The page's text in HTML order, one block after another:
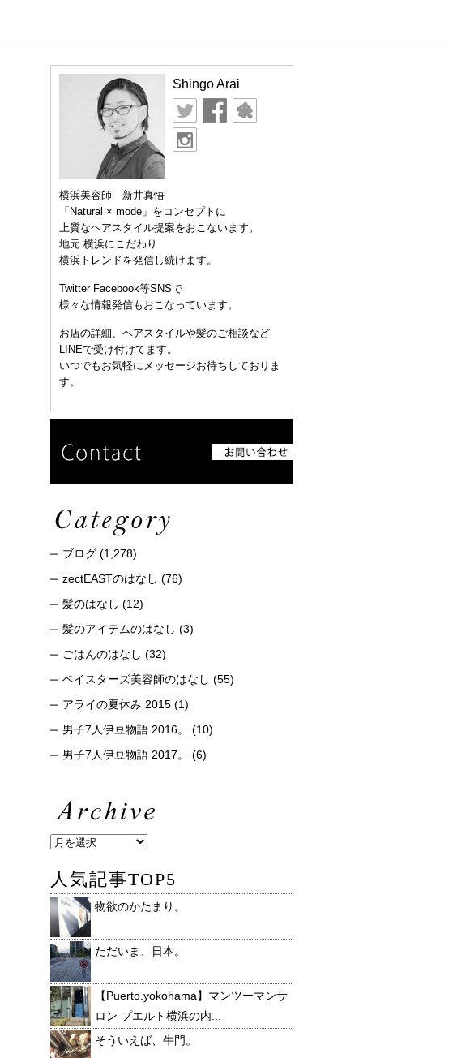
Shingo Arai
横浜美容師 新井真悟
「Natural × mode」をコンセプトに
上質なヘアスタイル提案をおこないます。
地元 横浜にこだわり
横浜トレンドを発信し続けます。
Twitter Facebook等SNSで
様々な情報発信もおこなっています。
お店の詳細、ヘアスタイルや髪のご相談など
LINEで受け付けてます。
いつでもお気軽にメッセージお待ちしておりま
す。
ブログ (1,278)
zectEASTのはなし (76)
髪のはなし (12)
髪のアイテムのはなし (3)
ごはんのはなし (32)
ベイスターズ美容師のはなし (55)
アライの夏休み 2015 (1)
男子7人伊豆物語 2016。
(10)
男子7人伊豆物語 2017。
(6)
人気記事TOP5
物欲のかたまり。
ただいま、日本。
【Puerto.yokohama】マンツーマンサ
ロン プエルト横浜の内...
そういえば、牛門。